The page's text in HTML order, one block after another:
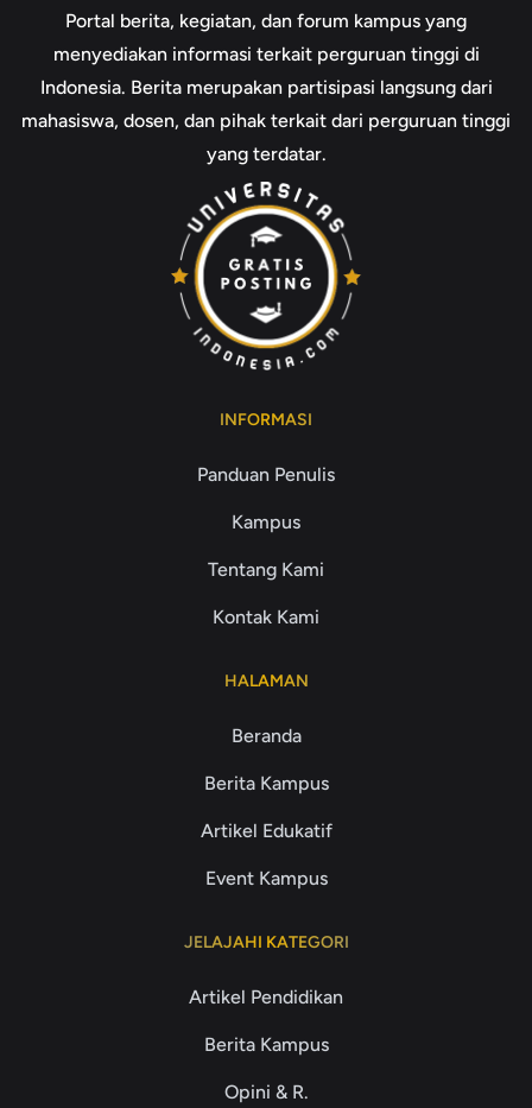
Portal berita, kegiatan, dan forum kampus yang
menyediakan informasi terkait perguruan tinggi di
Indonesia. Berita merupakan partisipasi langsung dari
mahasiswa, dosen, dan pihak terkait dari perguruan tinggi
yang terdatar.
INFORMASI
Panduan Penulis
Kampus
Tentang Kami
Kontak Kami
HALAMAN
Beranda
Berita Kampus
Artikel Edukatif
Event Kampus
JELAJAHI KATEGORI
Artikel Pendidikan
Berita Kampus
Opini & R.